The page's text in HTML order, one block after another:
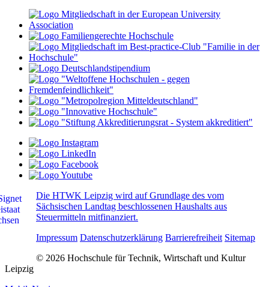
Die HTWK Leipzig wird auf Grundlage des vom
Sächsischen Landtag beschlossenen Haushalts aus
Steuermitteln mitfinanziert.
Impressum Datenschutzerklärung Barrierefreiheit Sitemap
© 2026 Hochschule für Technik, Wirtschaft und Kultur
Leipzig